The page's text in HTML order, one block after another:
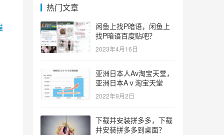
热门文章
闲鱼上找P暗语，闲鱼上
找P暗语百度贴吧？
2023年4月16日
亚洲日本人Av淘宝天堂，
亚洲日本Aⅴ淘宝天堂
2022年9月2日
下载并安装拼多多，下载
并安装拼多多到桌面？